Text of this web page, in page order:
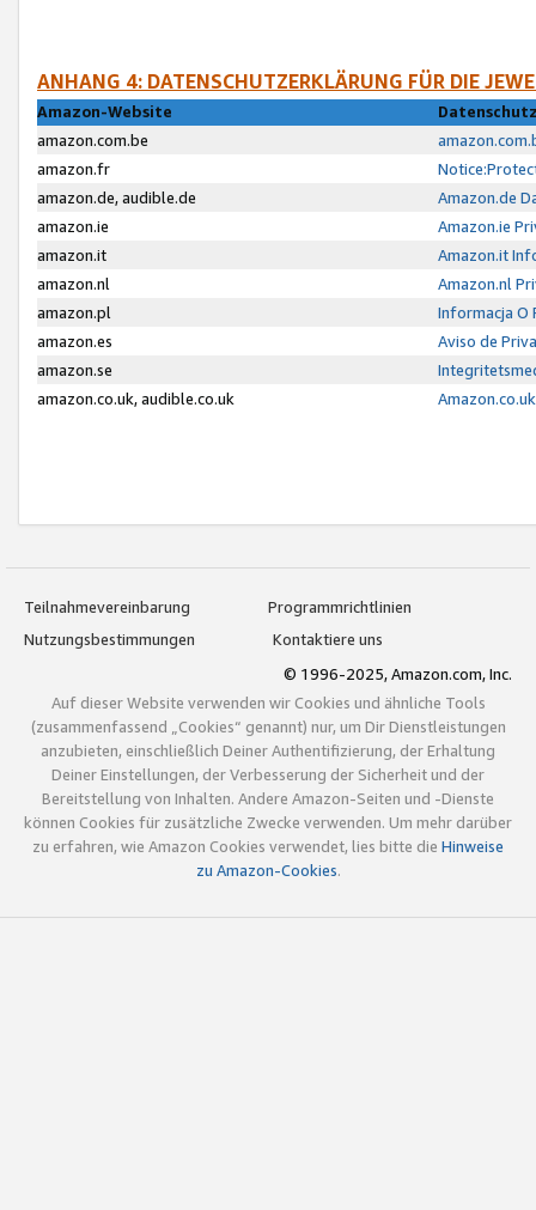
ANHANG 4: DATENSCHUTZERKLÄRUNG FÜR DIE
Amazon-Website
amazon.com.be
amazon.fr
amazon.de, audible.de
Amazon.de
amazon.ie
Amazon.ie
amazon.it
Amazon.it
amazon.nl
Amazon.nl
amazon.pl
Informacja O
amazon.es
Aviso de
amazon.se
amazon.co.uk, audible.co.uk
Teilnahmevereinbarung
Programmrichtlinien
Nutzungsbestimmungen
Kontaktiere uns
© 1996-2025, Amazon.com, Inc.
Auf dieser Website verwenden wir Cookies und ähnliche Tools
(zusammenfassend „Cookies“ genannt) nur, um Dir Dienstleistungen
anzubieten, einschließlich Deiner Authentifizierung, der Erhaltung
Deiner Einstellungen, der Verbesserung der Sicherheit und der
Bereitstellung von Inhalten. Andere Amazon-Seiten und -Dienste
können Cookies für zusätzliche Zwecke verwenden. Um mehr darüber
zu erfahren, wie Amazon Cookies verwendet, lies bitte die Hinweise
zu Amazon-Cookies.